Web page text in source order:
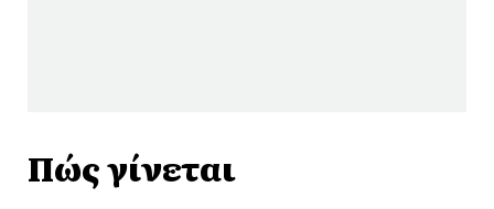
Πώς γίνεται